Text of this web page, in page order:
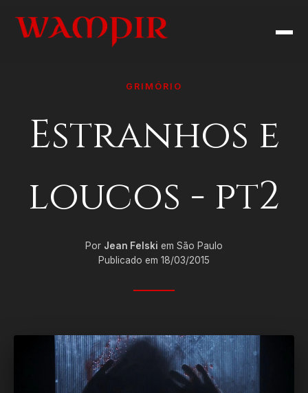
GRIMÓRIO
Estranhos e
loucos - pt2
Por Jean Felski em São Paulo
Publicado em 18/03/2015